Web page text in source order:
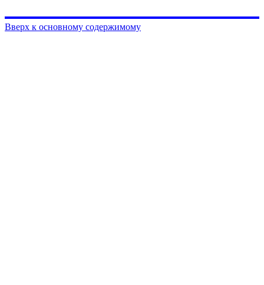
Вверх к основному содержимому